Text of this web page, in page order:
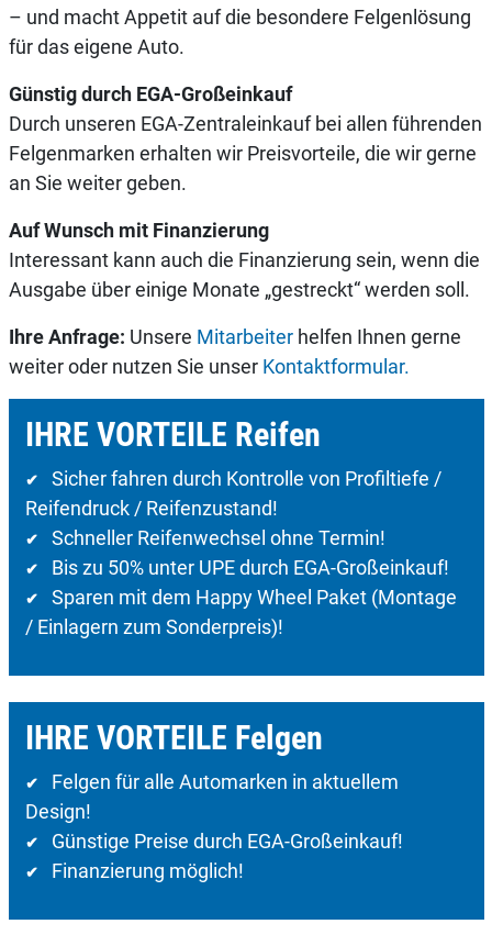
– und macht Appetit auf die besondere Felgenlösung
für das eigene Auto.
Günstig durch EGA-Großeinkauf
Durch unseren EGA-Zentraleinkauf bei allen führenden
Felgenmarken erhalten wir Preisvorteile, die wir gerne
an Sie weiter geben.
Auf Wunsch mit Finanzierung
Interessant kann auch die Finanzierung sein, wenn die
Ausgabe über einige Monate „gestreckt“ werden soll.
Ihre Anfrage: Unsere Mitarbeiterhelfen Ihnen gerne
weiter oder nutzen Sie unser Kontaktformular.
IHRE VORTEILE Reifen
✔ Sicher fahren durch Kontrolle von Profiltiefe /
Reifendruck / Reifenzustand!
✔ Schneller Reifenwechsel ohne Termin!
✔ Bis zu 50% unter UPE durch EGA-Großeinkauf!
✔ Sparen mit dem Happy Wheel Paket (Montage
/ Einlagern zum Sonderpreis)!
IHRE VORTEILE Felgen
✔ Felgen für alle Automarken in aktuellem
Design!
✔ Günstige Preise durch EGA-Großeinkauf!
✔ Finanzierung möglich!